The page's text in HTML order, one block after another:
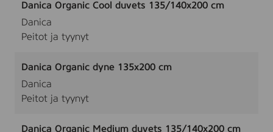
Danica Organic Cool duvets 135/140x200 cm
Danica
Peitot ja tyynyt
Danica Organic dyne 135x200 cm
Danica
Peitot ja tyynyt
Danica Organic Medium duvets 135/140x200 cm